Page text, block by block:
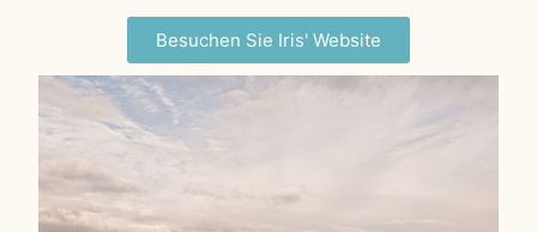
Besuchen Sie Iris' Website